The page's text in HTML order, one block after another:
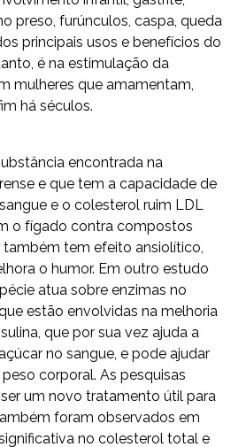
preso, furúnculos, caspa, queda
principais usos e benefícios do
é na estimulação da
mulheres que amamentam,
há séculos.
encontrada na
e que tem a capacidade de
e o colesterol ruim LDL
o fígado contra compostos
também tem efeito ansiolítico,
o humor. Em outro estudo
atua sobre enzimas no
estão envolvidas na melhoria
que por sua vez ajuda a
no sangue, e pode ajudar
corporal. As pesquisas
um novo tratamento útil para
foram observados em
no colesterol total e